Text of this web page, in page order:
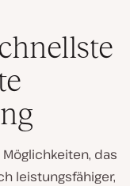
das
leistungsfähiger,